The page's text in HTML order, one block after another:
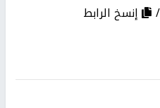
إنسخ الرابط